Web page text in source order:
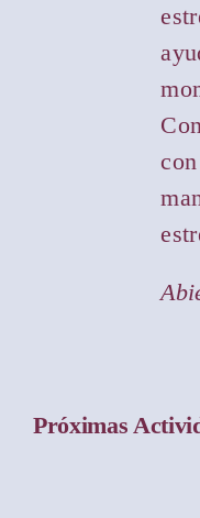
Próximas